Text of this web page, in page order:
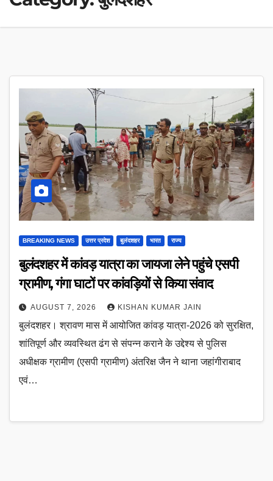
BREAKING NEWS उत्तर प्रदेश बुलंदशहर भारत राज्य
बुलंदशहर में कांवड़ यात्रा का जायजा लेने पहुंचे एसपी
ग्रामीण, गंगा घाटों पर कांवड़ियों से किया संवाद
AUGUST 7, 2026 KISHAN KUMAR JAIN
बुलंदशहर। श्रावण मास में आयोजित कांवड़ यात्रा-2026 को सुरक्षित,
शांतिपूर्ण और व्यवस्थित ढंग से संपन्न कराने के उद्देश्य से पुलिस
अधीक्षक ग्रामीण (एसपी ग्रामीण) अंतरिक्ष जैन ने थाना जहांगीराबाद
एवं…